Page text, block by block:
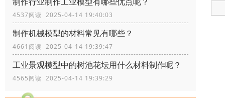
4537阅读 2025-04-14 19:40:03
制作机械模型的材料常见有哪些？
4661阅读 2025-04-14 19:39:47
工业景观模型中的树池花坛用什么材料制作呢？
4565阅读 2025-04-14 19:39:29